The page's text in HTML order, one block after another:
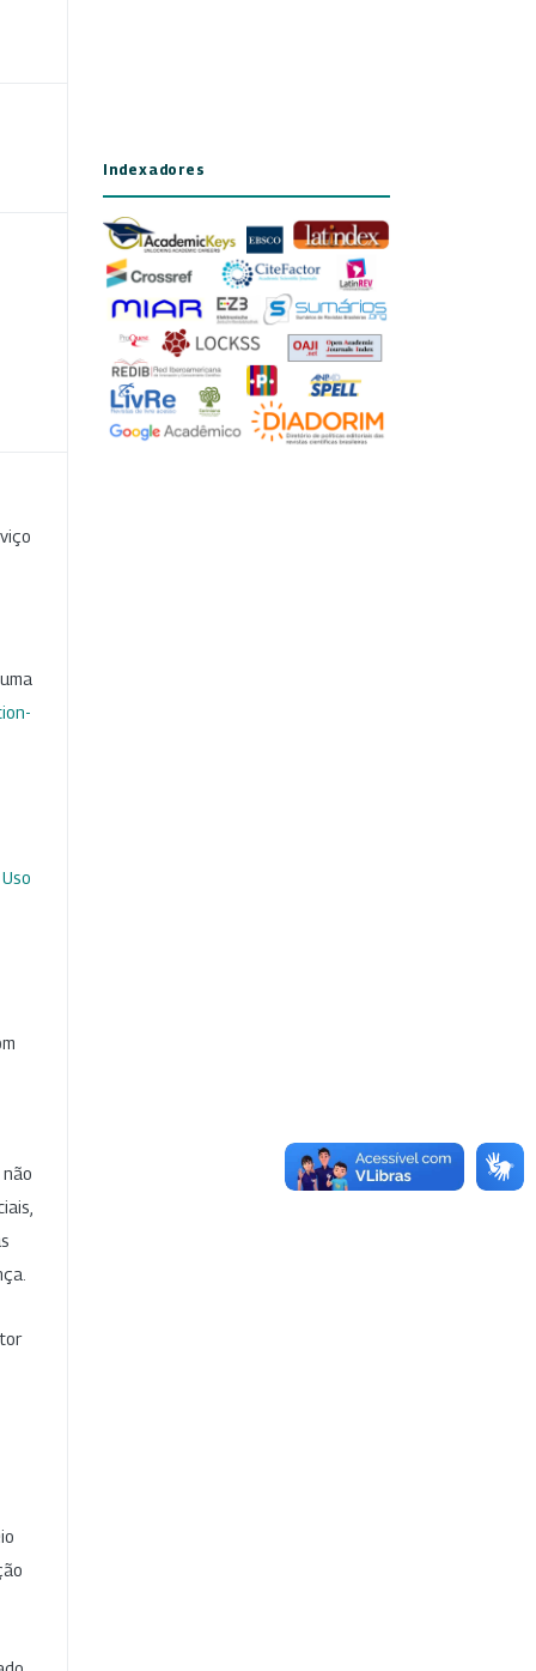
Indexadores